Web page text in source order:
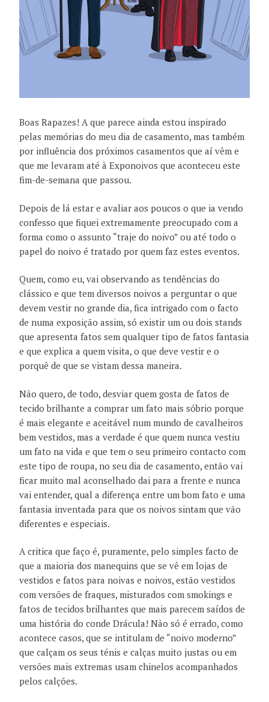
Boas Rapazes! A que parece ainda estou inspirado
pelas memórias do meu dia de casamento, mas também
por influência dos próximos casamentos que aí vêm e
que me levaram até à Exponoivos que aconteceu este
fim-de-semana que passou.
Depois de lá estar e avaliar aos poucos o que ia vendo
confesso que fiquei extremamente preocupado com a
forma como o assunto “traje do noivo” ou até todo o
papel do noivo é tratado por quem faz estes eventos.
Quem, como eu, vai observando as tendências do
clássico e que tem diversos noivos a perguntar o que
devem vestir no grande dia, fica intrigado com o facto
de numa exposição assim, só existir um ou dois stands
que apresenta fatos sem qualquer tipo de fatos fantasia
e que explica a quem visita, o que deve vestir e o
porquê de que se vistam dessa maneira.
Não quero, de todo, desviar quem gosta de fatos de
tecido brilhante a comprar um fato mais sóbrio porque
é mais elegante e aceitável num mundo de cavalheiros
bem vestidos, mas a verdade é que quem nunca vestiu
um fato na vida e que tem o seu primeiro contacto com
este tipo de roupa, no seu dia de casamento, então vai
ficar muito mal aconselhado dai para a frente e nunca
vai entender, qual a diferença entre um bom fato e uma
fantasia inventada para que os noivos sintam que vão
diferentes e especiais.
A critica que faço é, puramente, pelo simples facto de
que a maioria dos manequins que se vê em lojas de
vestidos e fatos para noivas e noivos, estão vestidos
com versões de fraques, misturados com smokings e
fatos de tecidos brilhantes que mais parecem saídos de
uma história do conde Drácula! Não só é errado, como
acontece casos, que se intitulam de “noivo moderno”
que calçam os seus ténis e calças muito justas ou em
versões mais extremas usam chinelos acompanhados
pelos calções.